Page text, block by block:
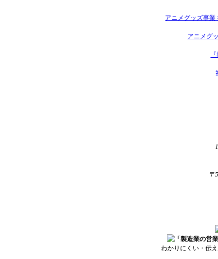
アニメグッズ事
アニメグ
〒
わかりにくい・伝